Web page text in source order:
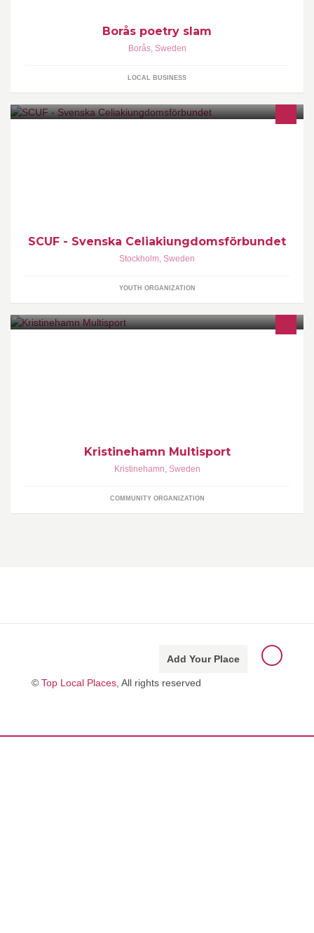
Borås poetry slam
Borås, Sweden
LOCAL BUSINESS
SCUF - Svenska Celiakiungdomsförbundet
Stockholm, Sweden
YOUTH ORGANIZATION
Kristinehamn Multisport
Kristinehamn, Sweden
COMMUNITY ORGANIZATION
Add Your Place
© Top Local Places , All rights reserved